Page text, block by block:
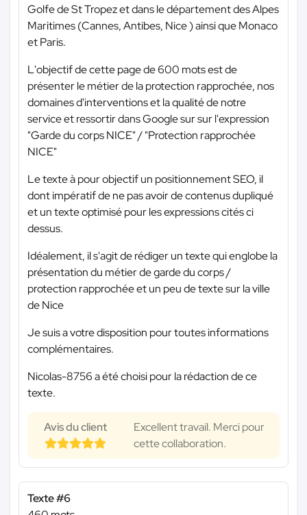
Golfe de St Tropez et dans le département des Alpes
Maritimes (Cannes, Antibes, Nice ) ainsi que Monaco
et Paris.
L'objectif de cette page de 600 mots est de
présenter le métier de la protection rapprochée, nos
domaines d'interventions et la qualité de notre
service et ressortir dans Google sur sur l'expression
"Garde du corps NICE" / "Protection rapprochée
NICE"
Le texte à pour objectif un positionnement SEO, il
dont impératif de ne pas avoir de contenus dupliqué
et un texte optimisé pour les expressions cités ci
dessus.
Idéalement, il s'agit de rédiger un texte qui englobe la
présentation du métier de garde du corps /
protection rapprochée et un peu de texte sur la ville
de Nice
Je suis a votre disposition pour toutes informations
complémentaires.
Nicolas-8756 a été choisi pour la rédaction de ce
texte.
Avis du client
Excellent travail. Merci pour
cette collaboration.
Texte #6